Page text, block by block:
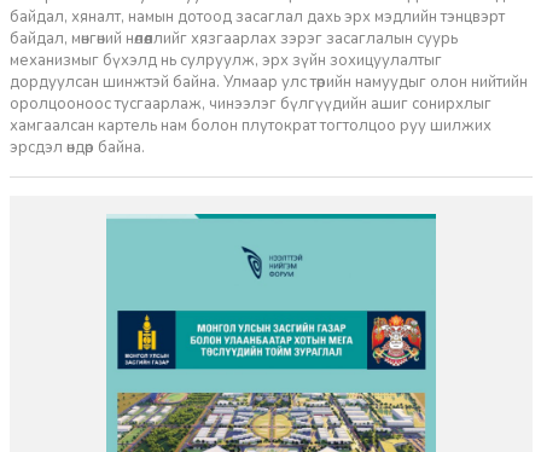
байдал, хяналт, намын дотоод засаглал дахь эрх мэдлийн тэнцвэрт
байдал, мөнгөний нөлөөллийг хязгаарлах зэрэг засаглалын суурь
механизмыг бүхэлд нь сулруулж, эрх зүйн зохицуулалтыг
дордуулсан шинжтэй байна. Улмаар улс төрийн намуудыг олон нийтийн
оролцооноос тусгаарлаж, чинээлэг бүлгүүдийн ашиг сонирхлыг
хамгаалсан картель нам болон плутократ тогтолцоо руу шилжих
эрсдэл өндөр байна.